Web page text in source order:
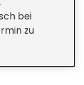
und
mit
bei
zu